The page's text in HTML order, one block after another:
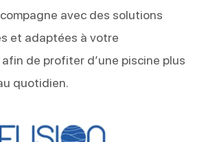
avec des solutions
et adaptées à votre
de profiter d’une piscine plus
quotidien.